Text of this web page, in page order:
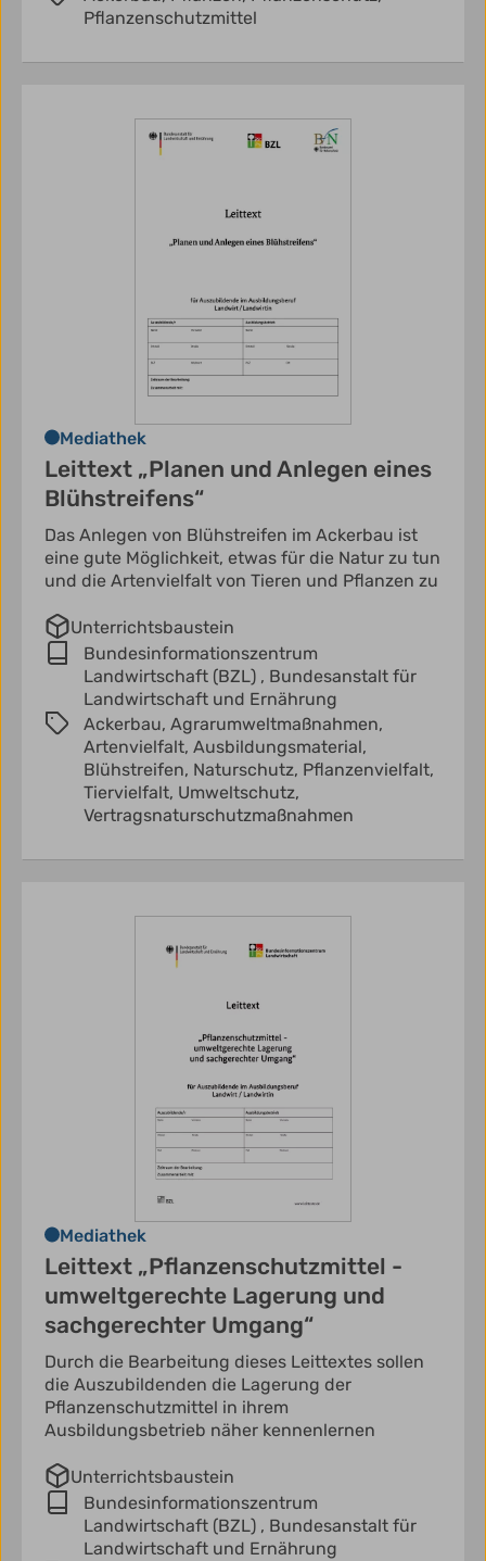
Pflanzenschutzmittel
Mediathek
Leittext „Planen und Anlegen eines
Blühstreifens“
Das Anlegen von Blühstreifen im Ackerbau ist
eine gute Möglichkeit, etwas für die Natur zu tun
und die Artenvielfalt von Tieren und Pflanzen zu
Unterrichtsbaustein
Bundesinformationszentrum
Landwirtschaft (BZL) , Bundesanstalt für
Landwirtschaft und Ernährung
Ackerbau, Agrarumweltmaßnahmen,
Artenvielfalt, Ausbildungsmaterial,
Blühstreifen, Naturschutz, Pflanzenvielfalt,
Tiervielfalt, Umweltschutz,
Vertragsnaturschutzmaßnahmen
Mediathek
Leittext „Pflanzenschutzmittel -
umweltgerechte Lagerung und
sachgerechter Umgang“
Durch die Bearbeitung dieses Leittextes sollen
die Auszubildenden die Lagerung der
Pflanzenschutzmittel in ihrem
Ausbildungsbetrieb näher kennenlernen
Unterrichtsbaustein
Bundesinformationszentrum
Landwirtschaft (BZL) , Bundesanstalt für
Landwirtschaft und Ernährung